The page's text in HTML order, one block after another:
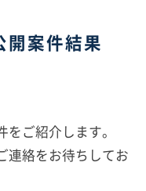
案件結果
ご紹介します。
連絡をお待ちしてお